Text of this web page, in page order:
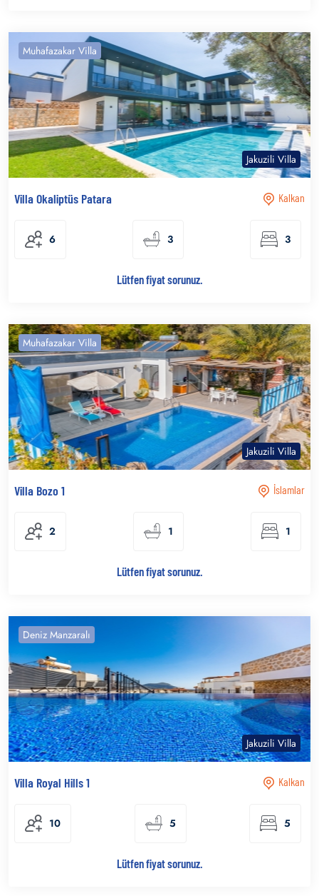
Muhafazakar Villa
Jakuzili Villa
Kalkan
Villa Okaliptüs Patara
6 3 3
Lütfen fiyat sorunuz.
Muhafazakar Villa
Jakuzili Villa
İslamlar
Villa Bozo 1
2 1 1
Lütfen fiyat sorunuz.
Deniz Manzaralı
Jakuzili Villa
Kalkan
Villa Royal Hills 1
10 5 5
Lütfen fiyat sorunuz.